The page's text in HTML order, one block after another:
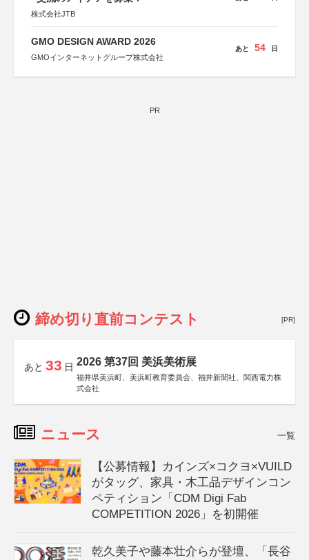
株式会社JTB
GMO DESIGN AWARD 2026
GMOインターネットグループ株式会社
あと 54 日
PR
締め切り直前コンテスト [PR]
あと 33 日 2026 第37回 美浜美術展
福井県美浜町、美浜町教育委員会、福井新聞社、関西電力株
式会社
ニュース 一覧
【公募情報】カインズ×コクヨ×VUILD
がタッグ、家具・木工品デザインコン
ペティション「CDM Digi Fab
COMPETITION 2026」を初開催
乾久美子や藤本壮介らが登壇、「長谷